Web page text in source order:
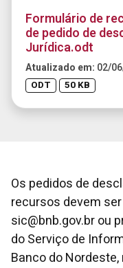
Formulário de
de pedido de
Jurídica.odt
Atualizado em: 02/
ODT 50 KB
Os pedidos de
recursos devem
sic@bnb.gov.br ou
do Serviço de
Banco do